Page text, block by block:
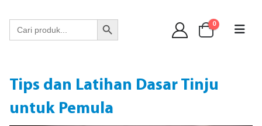
Search
for:
Search Button
0
Tips dan Latihan Dasar Tinju
untuk Pemula